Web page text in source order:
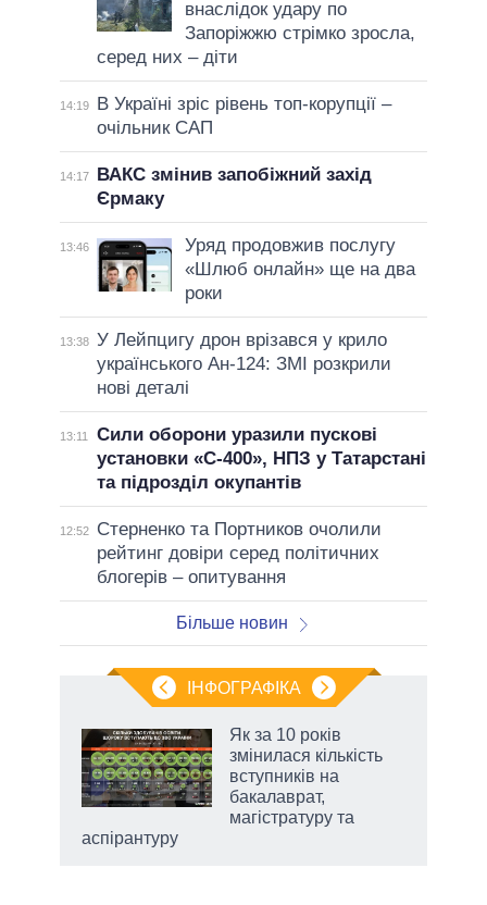
внаслідок удару по
Запоріжжю стрімко зросла,
серед них – діти
14:19
В Україні зріс рівень топ-корупції –
очільник САП
14:17
ВАКС змінив запобіжний захід
Єрмаку
13:46
Уряд продовжив послугу
«Шлюб онлайн» ще на два
роки
13:38 У Лейпцигу дрон врізався у крило
українського Ан-124: ЗМІ розкрили
нові деталі
13:11
Сили оборони уразили пускові
установки «С-400», НПЗ у Татарстані
та підрозділ окупантів
12:52
Стерненко та Портников очолили
рейтинг довіри серед політичних
блогерів – опитування
Більше новин
ІНФОГРАФІКА
Як за 10 років
змінилася кількість
вступників на
бакалаврат,
магістратуру та
аспірантуру